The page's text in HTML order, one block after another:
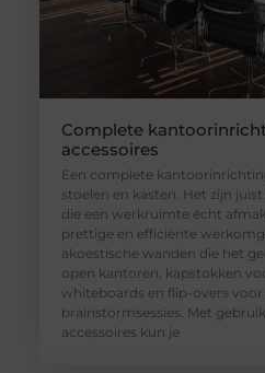
Complete
accessoires
Een complete
stoelen en kasten. Het zijn
die een werkruimte écht
prettige en efficiënte
akoestische wanden die het
open kantoren, kapstokken
whiteboards en flip-overs
brainstormsessies. Met
accessoires kun je